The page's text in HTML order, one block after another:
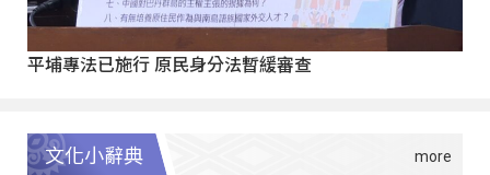
平埔專法已施行 原民身分法暫緩審查
文化小辭典